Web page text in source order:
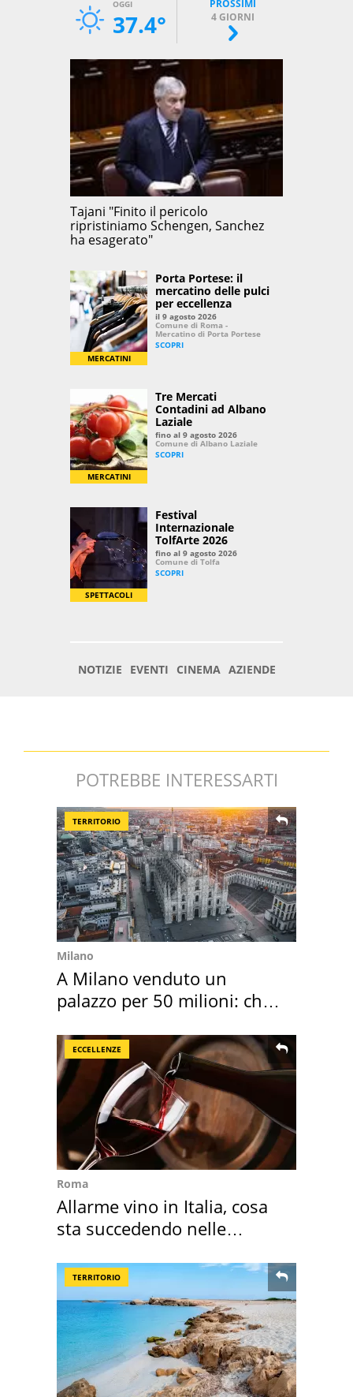
POTREBBE INTERESSARTI
TERRITORIO
Milano
A Milano venduto un
palazzo per 50 milioni: chi
ECCELLENZE
Roma
Allarme vino in Italia, cosa
sta succedendo nelle
TERRITORIO